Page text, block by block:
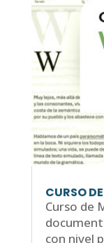
CURSO
Curso de
con nivel